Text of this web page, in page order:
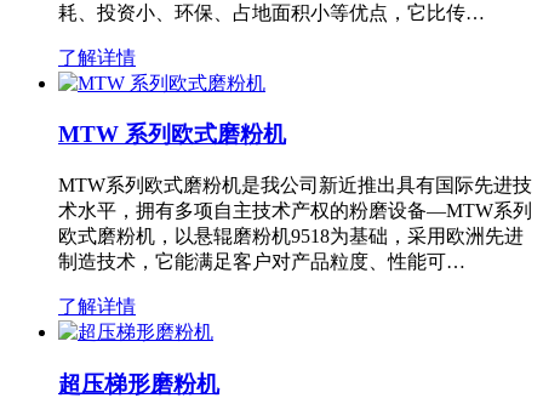
耗、投资小、环保、占地面积小等优点，它比传…
了解详情
MTW 系列欧式磨粉机
MTW系列欧式磨粉机是我公司新近推出具有国际先进技
术水平，拥有多项自主技术产权的粉磨设备—MTW系列
欧式磨粉机，以悬辊磨粉机9518为基础，采用欧洲先进
制造技术，它能满足客户对产品粒度、性能可…
了解详情
超压梯形磨粉机